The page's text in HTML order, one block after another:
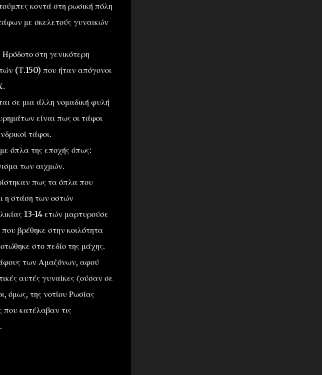
κοντά στη ρωσική πόλη
με σκελετούς γυναικών
στη γενικότερη
(Τ.150) που ήταν απόγονοι
σε μια άλλη νομαδική φυλή
είναι πως οι τάφοι
τάφοι.
όπλα της εποχής όπως:
των αιχμών.
πως τα όπλα που
η στάση των οστών
13-14 ετών μαρτυρούσε
βρέθηκε στην κοιλότητα
στο πεδίο της μάχης.
των Αμαζόνων, αφού
αυτές γυναίκες ζούσαν σε
όμως, της νοτίου Ρωσίας
κατέλαβαν τις